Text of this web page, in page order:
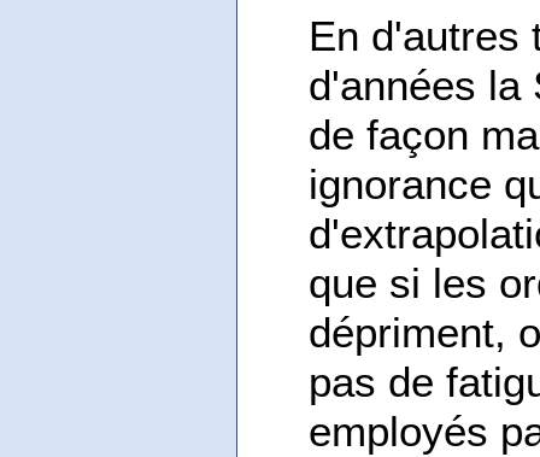
En d'autres
d'années la
de façon
ignorance
que si les
dépriment,
pas de
employés